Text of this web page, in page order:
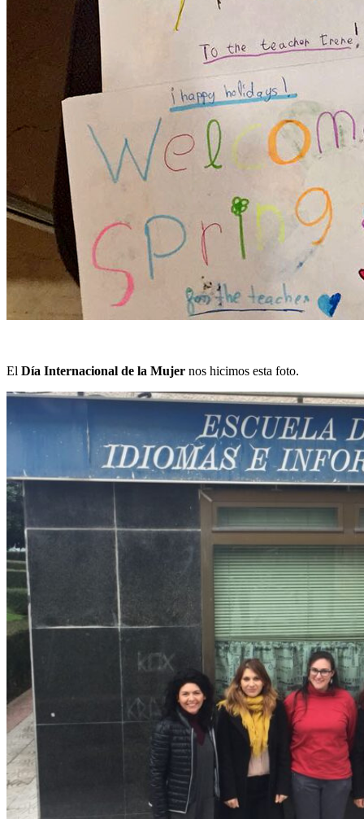
El Día Internacional de la Mujer nos hicimos esta foto.